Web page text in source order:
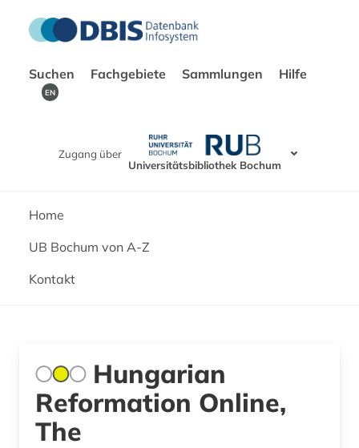
Suchen Fachgebiete Sammlungen Hilfe
EN
Zugang über
Universitätsbibliothek Bochum
Home
UB Bochum von A-Z
Kontakt
Hungarian
Reformation Online,
The